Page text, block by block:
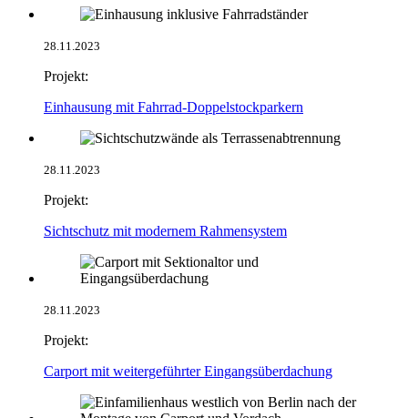
28.11.2023
Projekt:
Einhausung mit Fahrrad-Doppelstockparkern
28.11.2023
Projekt:
Sichtschutz mit modernem Rahmensystem
28.11.2023
Projekt:
Carport mit weitergeführter Eingangsüberdachung